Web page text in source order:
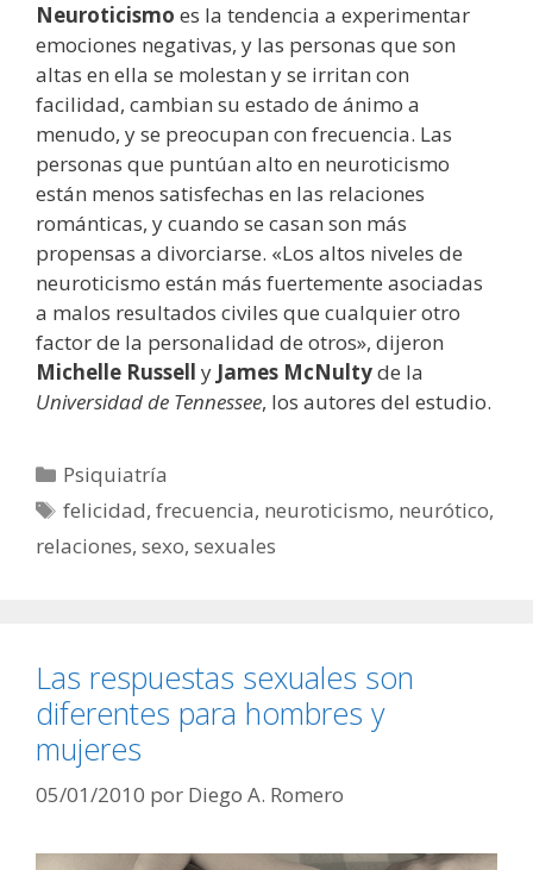
Neuroticismo es la tendencia a experimentar
emociones negativas, y las personas que son
altas en ella se molestan y se irritan con
facilidad, cambian su estado de ánimo a
menudo, y se preocupan con frecuencia. Las
personas que puntúan alto en neuroticismo
están menos satisfechas en las relaciones
románticas, y cuando se casan son más
propensas a divorciarse. «Los altos niveles de
neuroticismo están más fuertemente asociadas
a malos resultados civiles que cualquier otro
factor de la personalidad de otros», dijeron
Michelle Russell y James McNultyde la
Universidad de Tennessee, los autores del estudio.
Categorías
Psiquiatría
Etiquetas
felicidad,frecuencia, neuroticismo, neurótico,
relaciones, sexo, sexuales
Las respuestas sexuales son
diferentes para hombres y
mujeres
05/01/2010 por Diego A. Romero